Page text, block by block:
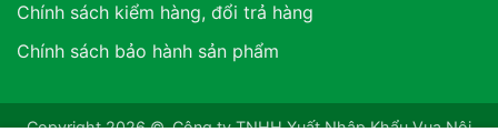
Chính sách kiểm hàng, đổi trả hàng
Chính sách bảo hành sản phẩm
Copyright 2026 ©. Công ty TNHH Xuất Nhập Khẩu Vua Nội